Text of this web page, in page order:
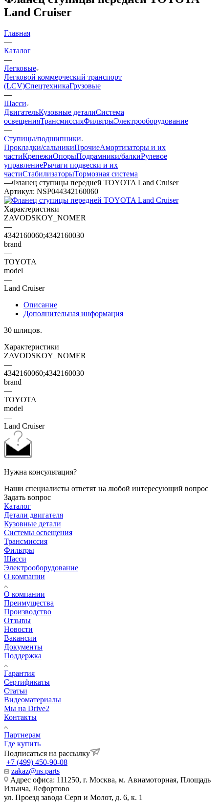
Land Cruiser
Главная
—
Каталог
—
Легковые
Легковой коммерческий транспорт
(LCV)СпецтехникаГрузовые
—
Шасси
ДвигательКузовные деталиСистема
освещенияТрансмиссияФильтрыЭлектрооборудование
—
Ступицы/подшипники
Прокладки/сальникиПрочиеАмортизаторы и их
частиКрепежиОпорыПодрамники/балкиРулевое
управлениеРычаги подвески и их
частиСтабилизаторыТормозная система
—Фланец ступицы передней TOYOTA Land Cruiser
Артикул: NSP044342160060
Характеристики
ZAVODSKOY_NOMER
—
4342160060;4342160030
brand
—
TOYOTA
model
—
Land Cruiser
Описание
Дополнительная информация
30 шлицов.
Характеристики
ZAVODSKOY_NOMER
—
4342160060;4342160030
brand
—
TOYOTA
model
—
Land Cruiser
Нужна консультация?
Наши специалисты ответят на любой интересующий вопрос
Задать вопрос
Каталог
Детали двигателя
Кузовные детали
Системы освещения
Трансмиссия
Фильтры
Шасси
Электрооборудование
О компании
О компании
Преимущества
Производство
Отзывы
Новости
Вакансии
Документы
Поддержка
Гарантия
Сертификаты
Статьи
Видеоматериалы
Мы на Drive2
Контакты
Партнерам
Где купить
Подписаться на рассылку
+7 (499) 450-90-08
zakaz@ns.parts
Адрес офиса: 111250, г. Москва, м. Авиамоторная, Площадь
Ильича, Лефортово
ул. Проезд завода Серп и Молот, д. 6, к. 1